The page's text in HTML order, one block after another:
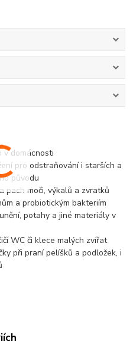
v domácnosti
pro odstraňování i starších a
původu
pach moči, výkalů a zvratků
a probiotickým bakteriím
potahy a jiné materiály v
WC či klece malých zvířat
při praní pelíšků a podložek, i